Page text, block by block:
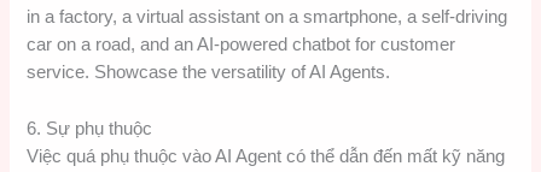
6. Sự phụ thuộc
Việc quá phụ thuộc vào AI Agent có thể dẫn đến mất kỹ năng